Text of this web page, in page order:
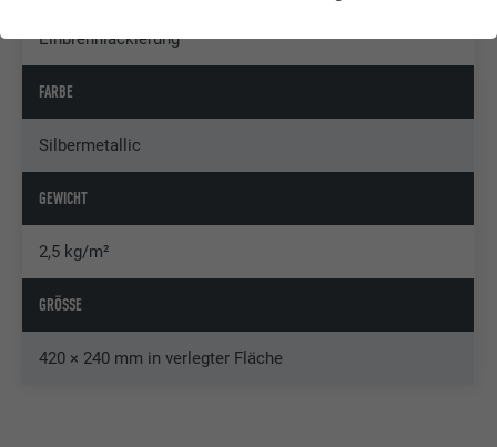
Einbrennlackierung
FARBE
Silbermetallic
GEWICHT
2,5 kg/m²
GRÖSSE
420 × 240 mm in verlegter Fläche